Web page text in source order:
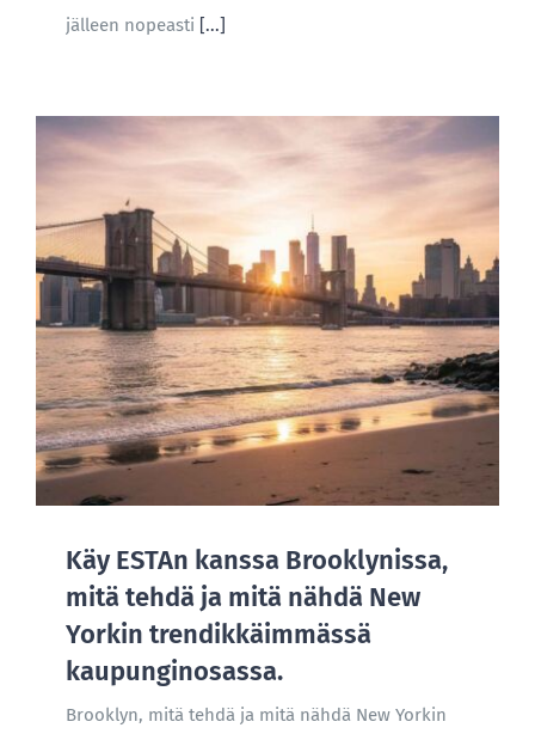
jälleen nopeasti [...]
Käy ESTAn kanssa Brooklynissa,
mitä tehdä ja mitä nähdä New
Yorkin trendikkäimmässä
kaupunginosassa.
Brooklyn, mitä tehdä ja mitä nähdä New Yorkin